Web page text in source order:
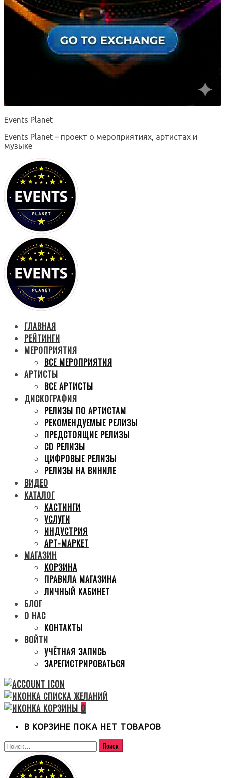
Events Planet
Events Planet – проект о мероприятиях, артистах и
музыке
ГЛАВНАЯ
РЕЙТИНГИ
МЕРОПРИЯТИЯ
ВСЕ МЕРОПРИЯТИЯ
АРТИСТЫ
ВСЕ АРТИСТЫ
ДИСКОГРАФИЯ
РЕЛИЗЫ ПО АРТИСТАМ
РЕКОМЕНДУЕМЫЕ РЕЛИЗЫ
ПРЕДСТОЯЩИЕ РЕЛИЗЫ
CD РЕЛИЗЫ
ЦИФРОВЫЕ РЕЛИЗЫ
РЕЛИЗЫ НА ВИНИЛЕ
ВИДЕО
КАТАЛОГ
КАСТИНГИ
УСЛУГИ
ИНДУСТРИЯ
АРТ-МАРКЕТ
МАГАЗИН
КОРЗИНА
ПРАВИЛА МАГАЗИНА
ЛИЧНЫЙ КАБИНЕТ
БЛОГ
О НАС
КОНТАКТЫ
ВОЙТИ
УЧЁТНАЯ ЗАПИСЬ
ЗАРЕГИСТРИРОВАТЬСЯ
0
В КОРЗИНЕ ПОКА НЕТ ТОВАРОВ